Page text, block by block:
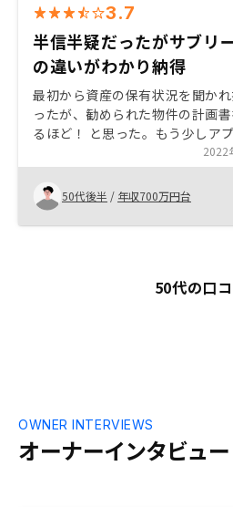
3.7
半信半疑だったがサブリ
の違いがわかり納得
最初から資産の保有状況を聞か
ったが、勧められた物件の計画
るほど！ と思った。もう少しア
の仕方は見直した方がよいかも
ば、この物件を購入後に行う確
に気をつけることなど助言が欲し
2022
50代後半 / 年収700万円台
50代の口
オーナーインタビュー
OWNER INTERVIEWS